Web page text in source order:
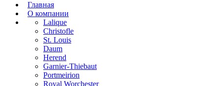
Главная
О компании
Lalique
Christofle
St. Louis
Daum
Herend
Garnier-Thiebaut
Portmeirion
Royal Worchester